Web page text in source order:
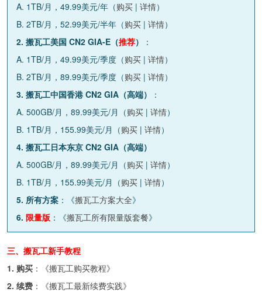
A. 1TB/月，49.99美元/年（购买 | 详情）
B. 2TB/月，52.99美元/半年（购买 | 详情）
2. 搬瓦工美国 CN2 GIA-E（推荐）
：
A. 1TB/月，49.99美元/季度（购买 | 详情）
B. 2TB/月，89.99美元/季度（购买 | 详情）
3. 搬瓦工中国香港 CN2 GIA（高端）
：
A. 500GB/月，89.99美元/月（购买 | 详情）
B. 1TB/月，155.99美元/月（购买 | 详情）
4. 搬瓦工日本东京 CN2 GIA（高端）
A. 500GB/月，89.99美元/月（购买 | 详情）
B. 1TB/月，155.99美元/月（购买 | 详情）
5. 所有方案 ：《搬瓦工方案大全》
6. 限量版 ：《搬瓦工所有限量版套餐》
三、搬瓦工新手教程
1. 购买 ：《搬瓦工购买教程》
2. 续费 ：《搬瓦工最新续费实践》